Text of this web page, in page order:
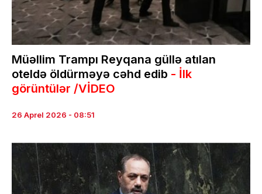
Müəllim Trampı Reyqana güllə atılan
oteldə öldürməyə cəhd edib - İlk
görüntülər /VİDEO
26 Aprel 2026 - 08:51